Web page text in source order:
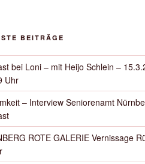
BEITRÄGE
bei Loni – mit Heijo Schlein –
Uhr
– Interview Seniorenamt
ROTE GALERIE Vernissage